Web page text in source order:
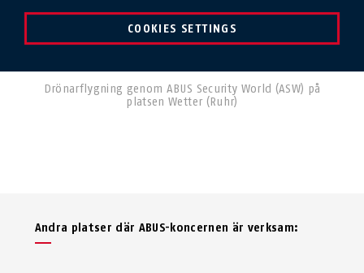
COOKIES SETTINGS
Drönarflygning genom ABUS Security World (ASW) på
platsen Wetter (Ruhr)
Andra platser där ABUS-koncernen är verksam: